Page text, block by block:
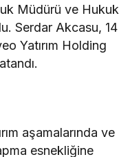
Müdürü ve Hukuk
Serdar Akcasu, 14
Yatırım Holding
aşamalarında ve
esnekliğine